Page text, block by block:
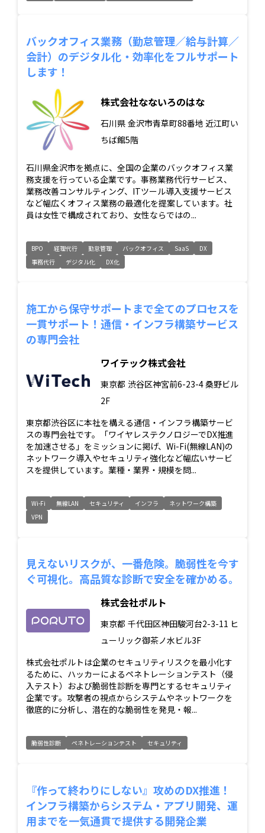
バックオフィス業務（勤怠管理／給与計算／
会計）のデジタル化・効率化をフルサポート
します！
株式会社なないろのはな
石川県 金沢市青草町88番地 近江町い
ちば館5階
石川県金沢市を拠点に、全国の企業のバックオフィス業
務支援を行っている企業です。事務業務代行サービス、
業務改善コンサルティング、ITツール導入支援サービス
など幅広くオフィス業務の最適化を提案しています。社
員は女性で構成されており、女性ならではの...
BPO 経理代行 勤怠管理 バックオフィス SaaS
DX
事務代行
デジタル化 DX化
施工から保守サポートまで全てのプロセスを
一貫サポート！通信・インフラ構築サービス
の専門会社
ワイテック株式会社
東京都 渋谷区神宮前6-23-4 桑野ビル
2F
東京都渋谷区に本社を構える通信・インフラ構築サービ
スの専門会社です。「ワイヤレステクノロジーでDX推進
を加速させる」をミッションに掲げ、Wi-Fi(無線LAN)の
ネットワーク導入やセキュリティ強化など幅広いサービ
スを提供しています。業種・業界・規模を問...
Wi-Fi 無線LAN セキュリティ インフラ
ネットワーク構築
VPN
見えないリスクが、一番危険。脆弱性を今す
ぐ可視化。高品質な診断で安全を確かめる。
株式会社ポルト
東京都 千代田区神田駿河台2-3-11 ヒ
ューリック御茶ノ水ビル3F
株式会社ポルトは企業のセキュリティリスクを最小化す
るために、ハッカーによるペネトレーションテスト（侵
入テスト）および脆弱性診断を専門とするセキュリティ
企業です。攻撃者の視点からシステムやネットワークを
徹底的に分析し、潜在的な脆弱性を発見・報...
脆弱性診断 ペネトレーションテスト セキュリティ
『作って終わりにしない』攻めのDX推進！
インフラ構築からシステム・アプリ開発、運
用までを一気通貫で提供する開発企業